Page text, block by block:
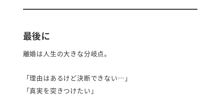
最後に
離婚は人生の大きな分岐点。
「理由はあるけど決断できない…」
「真実を突きつけたい」